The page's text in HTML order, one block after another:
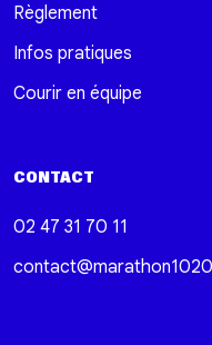
Règlement
Infos pratiques
Courir en équipe
CONTACT
02 47 31 70 11